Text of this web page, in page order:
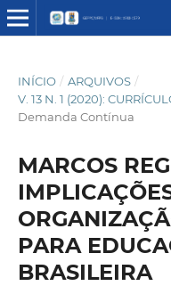
INÍCIO / ARQUIVOS /
V. 13 N. 1 (2020):
Demanda Contínua
MARCOS
PARA
BRASILEIRA